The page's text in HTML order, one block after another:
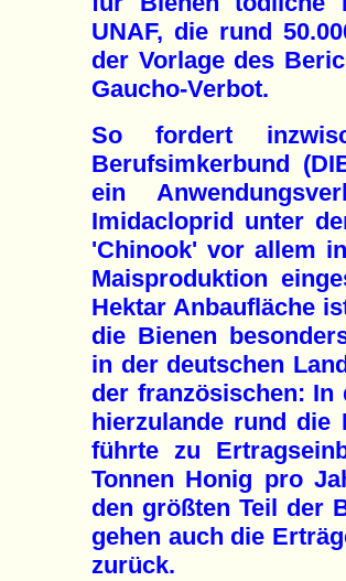
UNAF, die rund
der Vorlage des
Gaucho-Verbot.
So fordert
Berufsimkerbund
ein
Imidacloprid unter
'Chinook' vor allem
Maisproduktion
Hektar Anbaufläche
die Bienen
in der deutschen
der französischen: In
hierzulande rund die
führte zu
Tonnen Honig pro
den größten Teil der
gehen auch die
zurück.